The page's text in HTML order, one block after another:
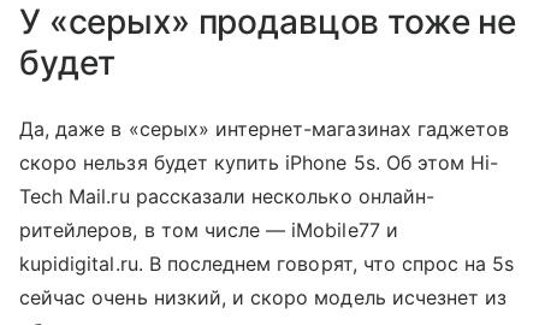
У «серых» продавцов тоже не
будет
Да, даже в «серых» интернет-магазинах гаджетов
скоро нельзя будет купить iPhone 5s. Об этом Hi-
Tech Mail.ru рассказали несколько онлайн-
ритейлеров, в том числе — iMobile77 и
kupidigital.ru. В последнем говорят, что спрос на 5s
сейчас очень низкий, и скоро модель исчезнет из